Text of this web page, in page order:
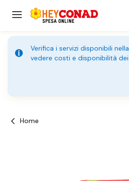
Verifica i servizi disponibili
vedere costi e disponibilità
Home